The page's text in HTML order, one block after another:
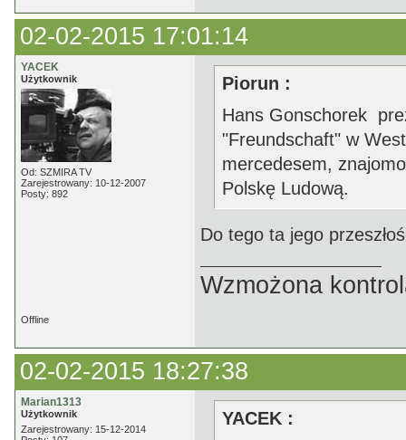
02-02-2015 17:01:14
YACEK
Użytkownik
Od: SZMIRA TV
Zarejestrowany: 10-12-2007
Posty: 892
Piorun :
Hans Gonschorek
"Freundschaft" w
mercedesem,
Polskę Ludową.
Do tego ta jego
Wzmożona
Offline
02-02-2015 18:27:38
Marian1313
Użytkownik
Zarejestrowany: 15-12-2014
YACEK :